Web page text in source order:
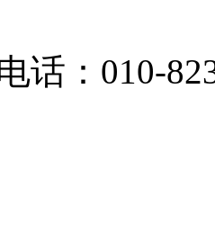
话：010-